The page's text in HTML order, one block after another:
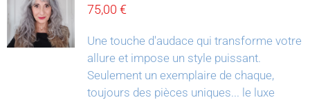
75,00 €
Une touche d'audace qui transforme votre
allure et impose un style puissant.
Seulement un exemplaire de chaque,
toujours des pièces uniques... le luxe